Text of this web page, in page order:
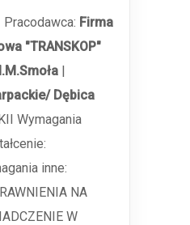
Pracodawca: Firma
"TRANSKOP"
|
Dębica
Wymagania
inne:
NA
W